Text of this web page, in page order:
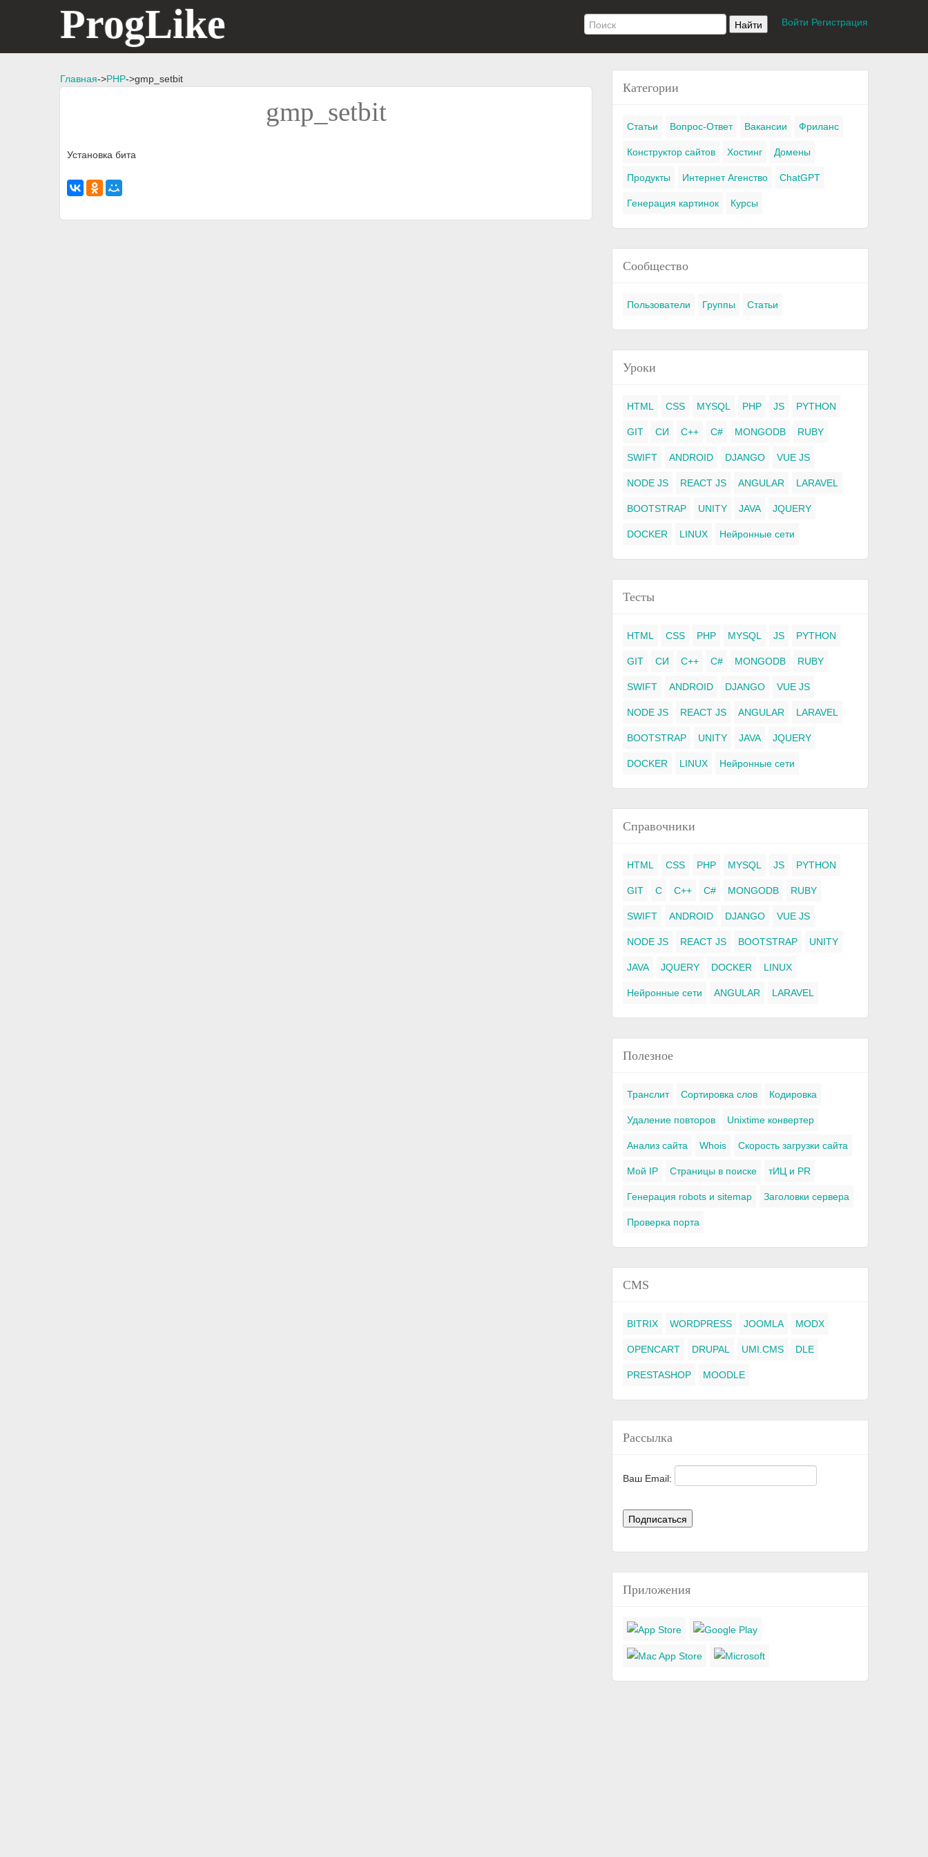
ProgLike Войти Регистрация
Главная->PHP->gmp_setbit
gmp_setbit
Установка бита
Категории
Статьи Вопрос-Ответ Вакансии Фриланс
Конструктор сайтов Хостинг Домены
Продукты Интернет Агенство ChatGPT
Генерация картинок Курсы
Сообщество
Пользователи Группы Статьи
Уроки
HTML CSS MYSQL PHP JS PYTHON
GIT СИ C++ C# MONGODB RUBY
SWIFT ANDROID DJANGO VUE JS
NODE JS REACT JS ANGULAR LARAVEL
BOOTSTRAP UNITY JAVA JQUERY
DOCKER LINUX Нейронные сети
Тесты
HTML CSS PHP MYSQL JS PYTHON
GIT СИ C++ C# MONGODB RUBY
SWIFT ANDROID DJANGO VUE JS
NODE JS REACT JS ANGULAR LARAVEL
BOOTSTRAP UNITY JAVA JQUERY
DOCKER LINUX Нейронные сети
Справочники
HTML CSS PHP MYSQL JS PYTHON
GIT C C++ C# MONGODB RUBY
SWIFT ANDROID DJANGO VUE JS
NODE JS REACT JS BOOTSTRAP UNITY
JAVA JQUERY DOCKER LINUX
Нейронные сети ANGULAR LARAVEL
Полезное
Транслит Сортировка слов Кодировка
Удаление повторов Unixtime конвертер
Анализ сайта Whois Скорость загрузки сайта
Мой IP Страницы в поиске тИЦ и PR
Генерация robots и sitemap Заголовки сервера
Проверка порта
CMS
BITRIX WORDPRESS JOOMLA MODX
OPENCART DRUPAL UMI.CMS DLE
PRESTASHOP MOODLE
Рассылка
Ваш Email:
Приложения